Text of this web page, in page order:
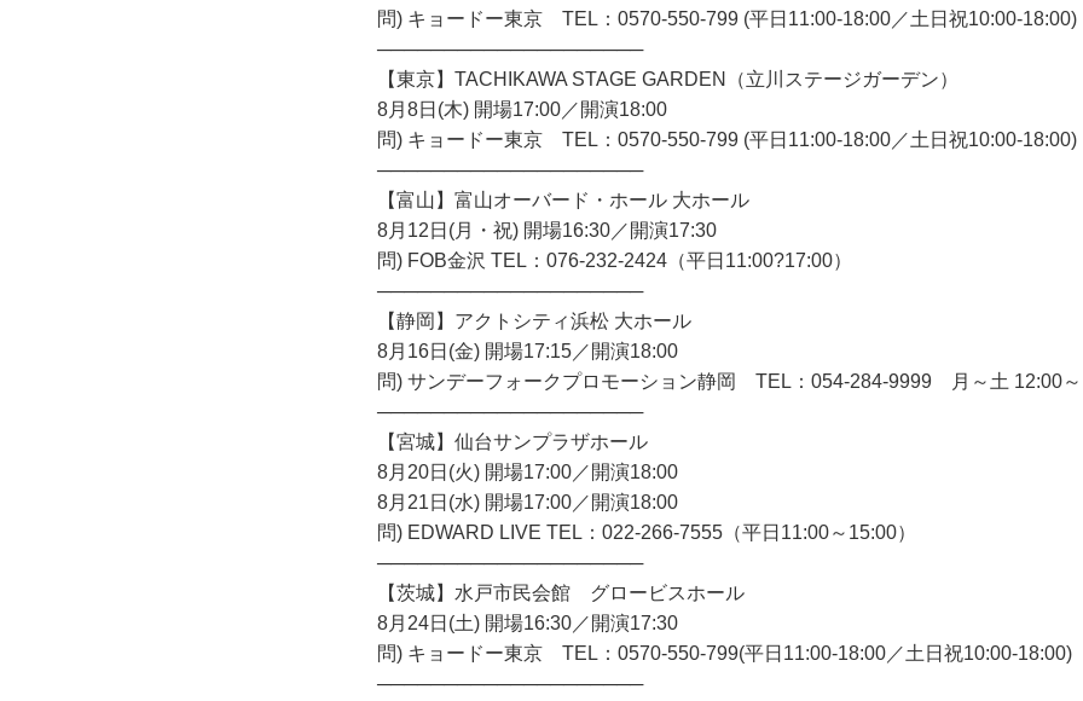
問) キョードー東京 TEL：0570-550-799 (平日11:00-18:00／土日祝10:00-18:00)
────────────────────
【東京】TACHIKAWA STAGE GARDEN（立川ステージガーデン）
8月8日(木) 開場17:00／開演18:00
問) キョードー東京 TEL：0570-550-799 (平日11:00-18:00／土日祝10:00-18:00)
────────────────────
【富山】富山オーバード・ホール 大ホール
8月12日(月・祝) 開場16:30／開演17:30
問) FOB金沢 TEL：076-232-2424（平日11:00?17:00）
────────────────────
【静岡】アクトシティ浜松 大ホール
8月16日(金) 開場17:15／開演18:00
問) サンデーフォークプロモーション静岡 TEL：054-284-9999 月～土 12:00
────────────────────
【宮城】仙台サンプラザホール
8月20日(火) 開場17:00／開演18:00
8月21日(水) 開場17:00／開演18:00
問) EDWARD LIVE TEL：022-266-7555（平日11:00～15:00）
────────────────────
【茨城】水戸市民会館 グロービスホール
8月24日(土) 開場16:30／開演17:30
問) キョードー東京 TEL：0570-550-799(平日11:00-18:00／土日祝10:00-18:00)
────────────────────